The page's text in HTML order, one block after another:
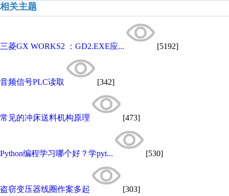
相关主题
三菱GX WORKS2 ：GD2.EXE应... [5192]
音频信号PLC读取 [342]
常见的冲床送料机构原理 [473]
Python编程学习哪个好？学pyt... [530]
盗窃变压器线圈作案多起 [303]